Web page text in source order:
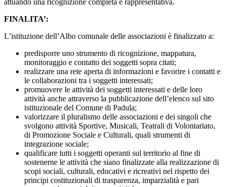
attuando una ricognizione completa e rappresentativa.
FINALITA’:
L’istituzione dell’Albo comunale delle associazioni è finalizzato a:
predisporre uno strumento di ricognizione, mappatura,
monitoraggio e contatto dei soggetti sopra citati;
realizzare una rete aperta di informazioni e favorire i contatti e
le collaborazioni tra i soggetti interessati;
promuovere le attività dei soggetti interessati e delle loro
attività anche attraverso la pubblicazione dell’elenco sul sito
istituzionale del Comune di Padula;
valorizzare il pluralismo delle associazioni e dei singoli che
svolgono attività Sportive, Musicali, Teatrali di Volontariato,
di Promozione Sociale e Culturali, quali strumenti di
integrazione sociale;
qualificare tutti i soggetti operanti sul territorio al fine di
sostenerne le attività che siano finalizzate alla realizzazione di
scopi sociali, culturali, educativi e ricreativi nel rispetto dei
principi costituzionali di trasparenza, imparzialità e pari